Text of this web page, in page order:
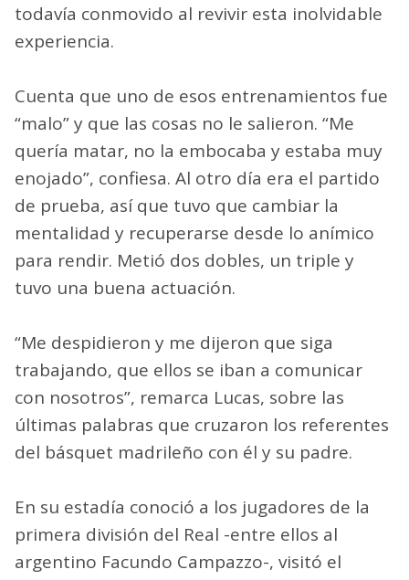
todavía conmovido al revivir esta inolvidable
experiencia.
Cuenta que uno de esos entrenamientos fue
“malo” y que las cosas no le salieron. “Me
quería matar, no la embocaba y estaba muy
enojado”, confiesa. Al otro día era el partido
de prueba, así que tuvo que cambiar la
mentalidad y recuperarse desde lo anímico
para rendir. Metió dos dobles, un triple y
tuvo una buena actuación.
“Me despidieron y me dijeron que siga
trabajando, que ellos se iban a comunicar
con nosotros”, remarca Lucas, sobre las
últimas palabras que cruzaron los referentes
del básquet madrileño con él y su padre.
En su estadía conoció a los jugadores de la
primera división del Real -entre ellos al
argentino Facundo Campazzo-, visitó el